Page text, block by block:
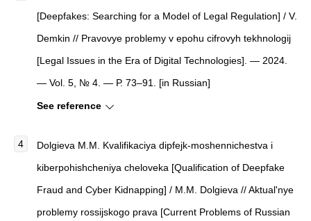
[Deepfakes: Searching for a Model of Legal Regulation] / V.
Demkin // Pravovye problemy v epohu cifrovyh tekhnologij
[Legal Issues in the Era of Digital Technologies]. — 2024.
— Vol. 5, № 4. — Р. 73–91. [in Russian]
See reference
Dolgieva M.M. Kvalifikaciya dipfejk-moshennichestva i
kiberpohishcheniya cheloveka [Qualification of Deepfake
Fraud and Cyber Kidnapping] / M.М. Dolgieva // Aktual'nye
problemy rossijskogo prava [Current Problems of Russian